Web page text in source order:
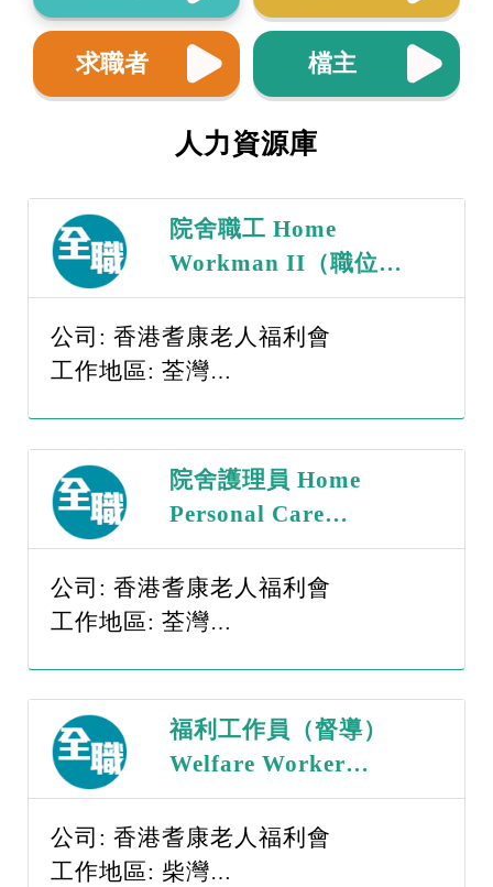
求職者 檔主
人力資源庫
院舍職工 Home
Workman II（職位編
號：WII - 260817）
公司: 香港耆康老人福利會
工作地區: 荃灣
院舍護理員 Home
Personal Care
Worker（職位編號：
PCW - 260817）
公司: 香港耆康老人福利會
工作地區: 荃灣
福利工作員（督導）
Welfare Worker
（Supervisor） （職
位編號：WWS -
260817）
公司: 香港耆康老人福利會
工作地區: 柴灣